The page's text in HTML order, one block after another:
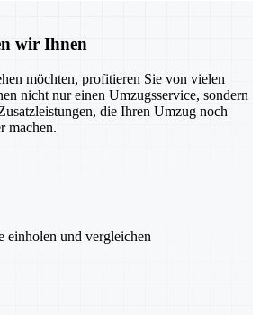
wir Ihnen
möchten, profitieren Sie von vielen
nicht nur einen Umzugsservice, sondern
die Ihren Umzug noch
machen.
einholen und vergleichen